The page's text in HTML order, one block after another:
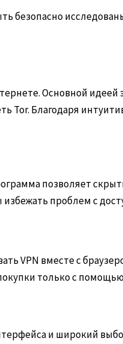
безопасно
Основной идеей
Tor. Благодаря
позволяет
проблем с
VPN вместе с
только с
и широкий